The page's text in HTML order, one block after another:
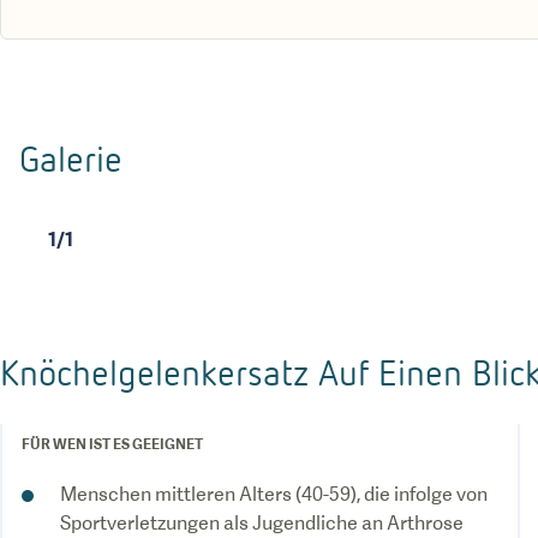
Galerie
1/1
Knöchelgelenkersatz Auf Einen
FÜR WEN IST ES GEEIGNET
Menschen mittleren Alters (40-59), die infolge von
Sportverletzungen als Jugendliche an Arthrose